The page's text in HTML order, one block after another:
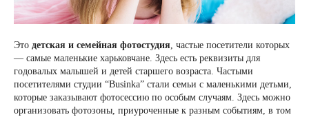
Это детская и семейная фотостудия , частые посетители которых
— самые маленькие харьковчане. Здесь есть реквизиты для
годовалых малышей и детей старшего возраста. Частыми
посетителями студии “Businka” стали семьи с маленькими детьми,
которые заказывают фотосессию по особым случаям. Здесь можно
организовать фотозоны, приуроченные к разным событиям, в том